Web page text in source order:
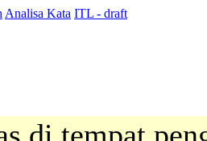
Analisa Kata ITL - draft